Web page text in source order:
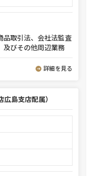
取引法、会社法監査
及びその他周辺業務
詳細を見る
島支店配属）